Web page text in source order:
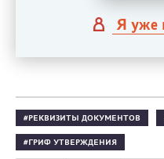
Я уже
РЕКВИЗИТЫ ДОКУМЕНТОВ
ГРИФ УТВЕРЖДЕНИЯ